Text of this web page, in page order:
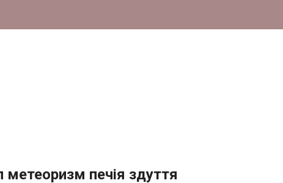
метеоризм печія здуття